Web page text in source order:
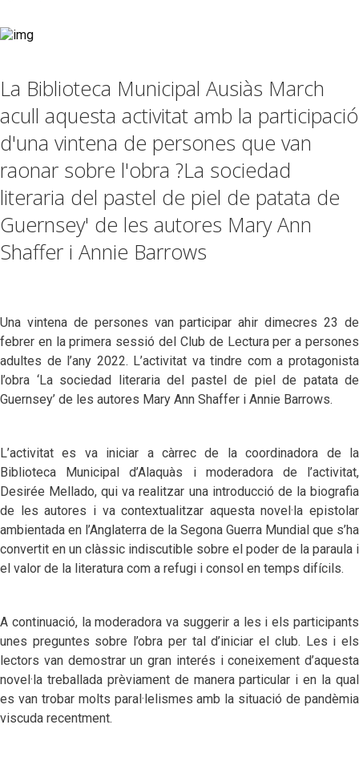
La Biblioteca Municipal Ausiàs March
acull aquesta activitat amb la participació
d'una vintena de persones que van
raonar sobre l'obra ?La sociedad
literaria del pastel de piel de patata de
Guernsey' de les autores Mary Ann
Shaffer i Annie Barrows
Una vintena de persones van participar ahir dimecres 23 de
febrer en la primera sessió del Club de Lectura per a persones
adultes de l’any 2022. L’activitat va tindre com a protagonista
l’obra ‘La sociedad literaria del pastel de piel de patata de
Guernsey’ de les autores Mary Ann Shaffer i Annie Barrows.
L’activitat es va iniciar a càrrec de la coordinadora de la
Biblioteca Municipal d’Alaquàs i moderadora de l’activitat,
Desirée Mellado, qui va realitzar una introducció de la biografia
de les autores i va contextualitzar aquesta novel·la epistolar
ambientada en l’Anglaterra de la Segona Guerra Mundial que s’ha
convertit en un clàssic indiscutible sobre el poder de la paraula i
el valor de la literatura com a refugi i consol en temps difícils.
A continuació, la moderadora va suggerir a les i els participants
unes preguntes sobre l’obra per tal d’iniciar el club. Les i els
lectors van demostrar un gran interés i coneixement d’aquesta
novel·la treballada prèviament de manera particular i en la qual
es van trobar molts paral·lelismes amb la situació de pandèmia
viscuda recentment.